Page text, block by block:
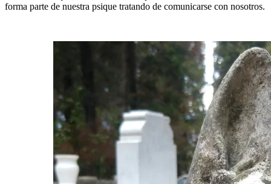
forma parte de nuestra psique tratando de comunicarse con nosotros.